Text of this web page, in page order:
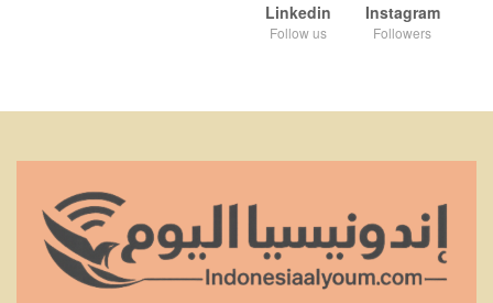
Instagram
Followers
Linkedin
Follow us